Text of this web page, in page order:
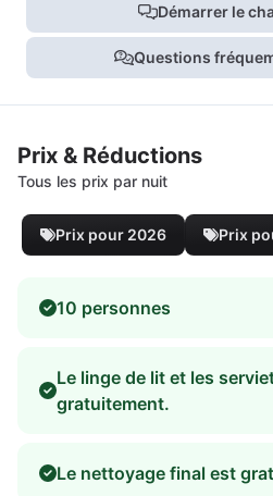
Démarrer le
Questions
Prix & Réductions
Tous les prix par nuit
Prix pour 2026 Prix
10 personnes
Le linge de lit et les
gratuitement.
Le nettoyage final est